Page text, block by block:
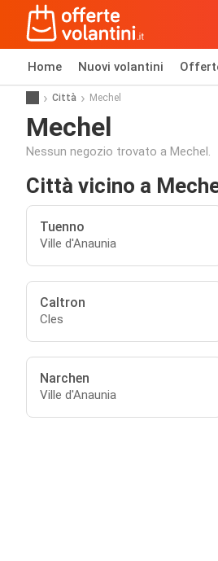
Home Nuovi volantini
Città Mechel
Mechel
Nessun negozio trovato a Mechel.
Città vicino a
Tuenno
Ville d'Anaunia
Caltron
Cles
Narchen
Ville d'Anaunia